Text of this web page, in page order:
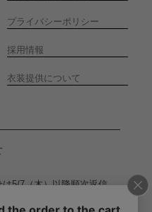
プライバシーポリシー
採用情報
衣装提供について
5/7（木）以降順次返信